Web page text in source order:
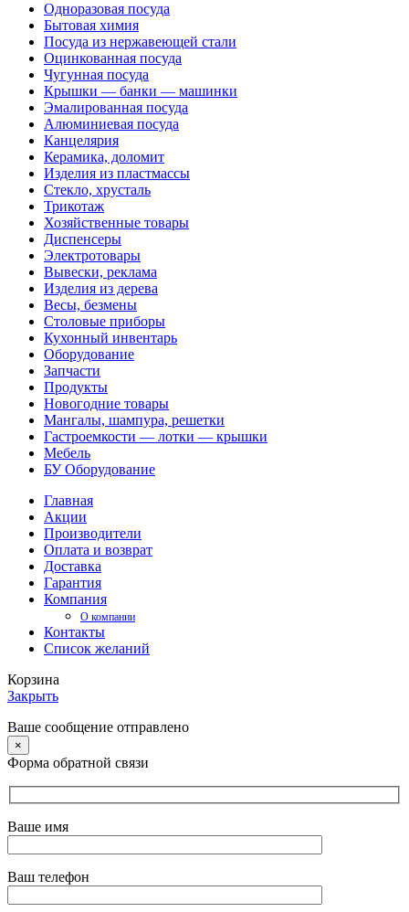
Одноразовая посуда
Бытовая химия
Посуда из нержавеющей стали
Оцинкованная посуда
Чугунная посуда
Крышки — банки — машинки
Эмалированная посуда
Алюминиевая посуда
Канцелярия
Керамика, доломит
Изделия из пластмассы
Стекло, хрусталь
Трикотаж
Хозяйственные товары
Диспенсеры
Электротовары
Вывески, реклама
Изделия из дерева
Весы, безмены
Столовые приборы
Кухонный инвентарь
Оборудование
Запчасти
Продукты
Новогодние товары
Мангалы, шампура, решетки
Гастроемкости — лотки — крышки
Мебель
БУ Оборудование
Главная
Акции
Производители
Оплата и возврат
Доставка
Гарантия
Компания
О компании
Контакты
Список желаний
Корзина
Закрыть
Ваше сообщение отправлено
×
Форма обратной связи
Ваше имя
Ваш телефон